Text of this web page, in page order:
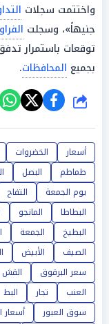
واختتمت سجلات
جنيهاً»، وسجلت
توقعات باستمرار
بجميع المحافظات.
شارك
أسعار الخضروات
طماطم
البصل
يوم الجمعة
التفاح
البطاطا
المانجو
البطيخ
الجمعة
الصيف
الأبيض
سعر البرقوق
القش
العنب
تجار البط
سوق العبور
أسعار